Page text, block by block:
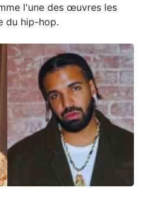
l'une des œuvres les
du hip-hop.